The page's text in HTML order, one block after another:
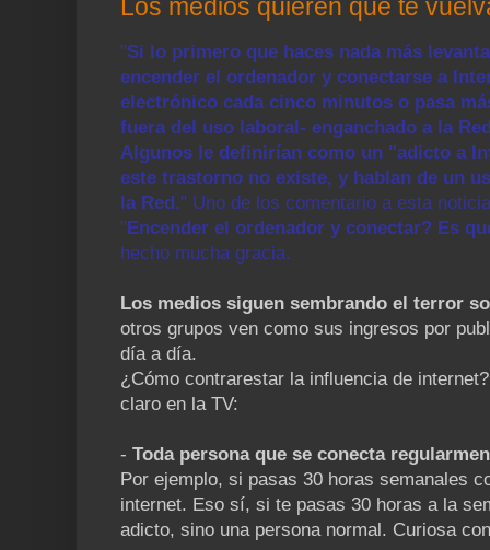
Los medios quieren que te
"Si lo primero que haces nada más
encender el ordenador y conectarse a
electrónico cada cinco minutos o pasa
fuera del uso laboral- enganchado a la
Algunos le definirían como un "adicto a
este trastorno no existe, y hablan de un
la Red." Uno de los comentario a esta
"Encender el ordenador y conectar? Es
hecho mucha gracia.
Los medios siguen sembrando el terror
otros grupos ven como sus ingresos por
día a día.
¿Cómo contrarestar la influencia de
claro en la TV:
- Toda persona que se conecta
Por ejemplo, si pasas 30 horas semanales
internet. Eso sí, si te pasas 30 horas a la
adicto, sino una persona normal. Curiosa